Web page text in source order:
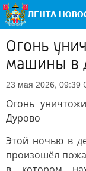
Огонь
машины в
23 мая 2026, 09:39
Огонь
Дурово
Этой ночью в
произошёл